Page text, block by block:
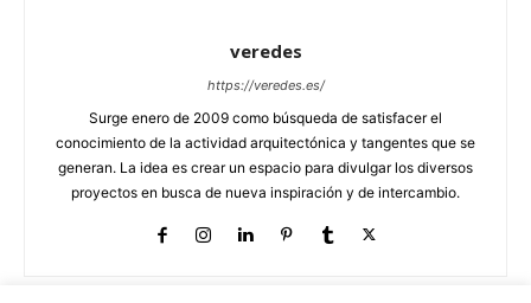
veredes
https://veredes.es/
Surge enero de 2009 como búsqueda de satisfacer el
conocimiento de la actividad arquitectónica y tangentes que se
generan. La idea es crear un espacio para divulgar los diversos
proyectos en busca de nueva inspiración y de intercambio.